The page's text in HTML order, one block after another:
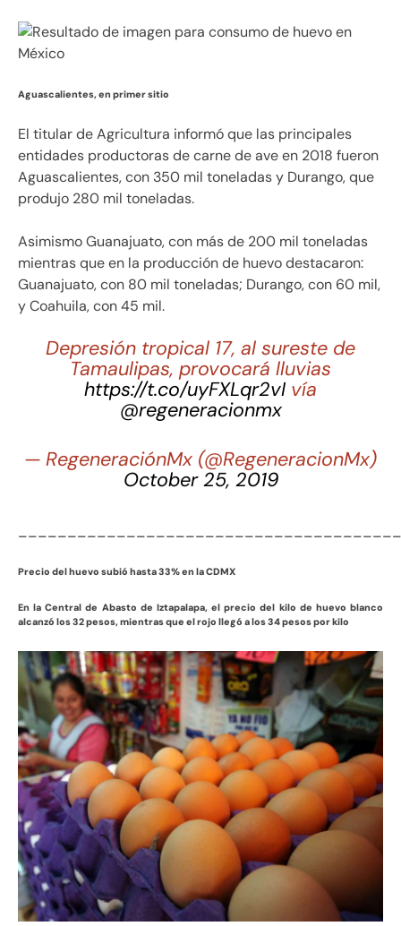
Aguascalientes, en primer sitio
El titular de Agricultura informó que las principales
entidades productoras de carne de ave en 2018 fueron
Aguascalientes, con 350 mil toneladas y Durango, que
produjo 280 mil toneladas.
Asimismo Guanajuato, con más de 200 mil toneladas
mientras que en la producción de huevo destacaron:
Guanajuato, con 80 mil toneladas; Durango, con 60 mil,
y Coahuila, con 45 mil.
Depresión tropical 17, al sureste de
Tamaulipas, provocará lluvias
https://t.co/uyFXLqr2vI vía
@regeneracionmx
— RegeneraciónMx (@RegeneracionMx)
October 25, 2019
Precio del huevo subió hasta 33% en la CDMX
En la Central de Abasto de Iztapalapa, el precio del kilo de huevo blanco
alcanzó los 32 pesos, mientras que el rojo llegó a los 34 pesos por kilo